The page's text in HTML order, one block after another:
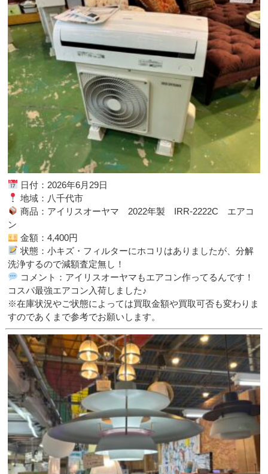
日付：2026年6月29日
地域：八千代市
商品：アイリスオーヤマ 2022年製 IRR-2222C エアコ
ン
金額：4,400円
状態：小キズ・フィルターにホコリはありましたが、分解
洗浄するので減額査定無し！
コメント：アイリスオーヤマもエアコン作ってるんです！
コスパ最強エアコン入荷しました♪
※在庫状況やご状態によっては買取金額や買取可否も変わりま
すのであくまで参考でお願いします。